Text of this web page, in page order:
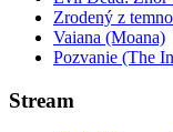
Zrodený z
Vaiana (Moana)
Pozvanie (The
Stream